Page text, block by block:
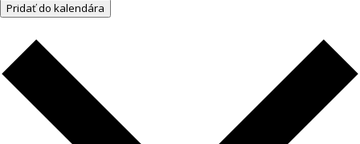
Pridať do kalendára